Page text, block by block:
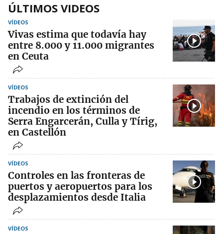
ÚLTIMOS VIDEOS
VÍDEOS
Vivas estima que todavía hay
entre 8.000 y 11.000 migrantes
en Ceuta
VÍDEOS
Trabajos de extinción del
incendio en los términos de
Serra Engarcerán, Culla y Tírig,
en Castellón
VÍDEOS
Controles en las fronteras de
puertos y aeropuertos para los
desplazamientos desde Italia
VÍDEOS